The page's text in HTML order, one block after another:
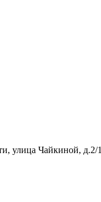
улица Чайкиной, д.2/1